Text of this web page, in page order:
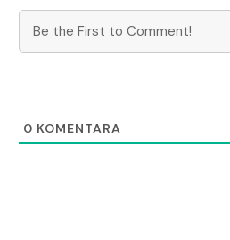
0 KOMENTARA